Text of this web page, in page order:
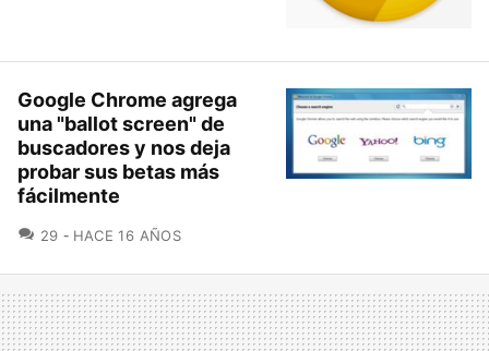
Google Chrome agrega
una "ballot screen" de
buscadores y nos deja
probar sus betas más
fácilmente
29 COMENTARIOS
HACE 16 AÑOS